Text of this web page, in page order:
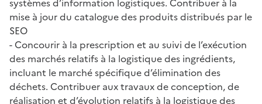
systèmes d’information logistiques. Contribuer à la
mise à jour du catalogue des produits distribués par le
SEO
- Concourir à la prescription et au suivi de l’exécution
des marchés relatifs à la logistique des ingrédients,
incluant le marché spécifique d’élimination des
déchets. Contribuer aux travaux de conception, de
réalisation et d’évolution relatifs à la logistique des